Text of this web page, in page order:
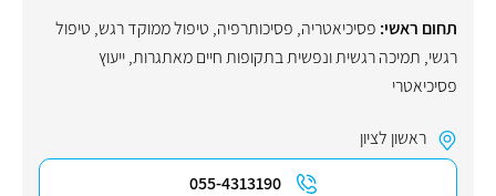
תחום ראשי: פסיכיאטריה, פסיכותרפיה, טיפול ממוקד רגש, טיפול
רגשי, תמיכה רגשית ונפשית בתקופות חיים מאתגרות,ייעוץ
פסיכיאטרי
ראשון לציון
055-4313190